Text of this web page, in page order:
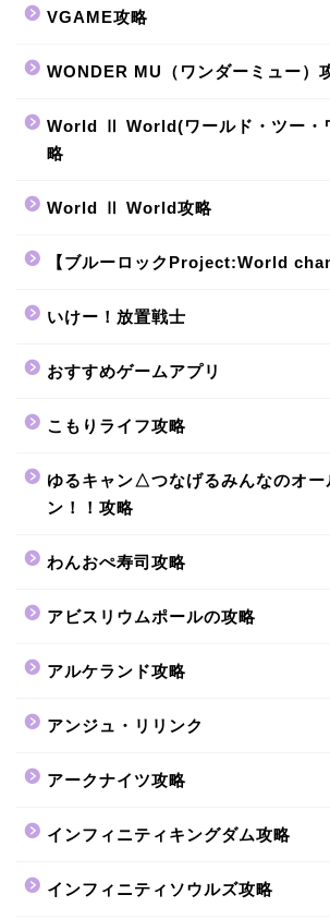
VGAME攻略
WONDER MU（ワンダーミュー）
World Ⅱ World(ワールド・ツー・
略
World Ⅱ World攻略
【ブルーロックProject:World
いけー！放置戦士
おすすめゲームアプリ
こもりライフ攻略
ゆるキャン△つなげるみんなのオー
ン！！攻略
わんおぺ寿司攻略
アビスリウムポールの攻略
アルケランド攻略
アンジュ・リリンク
アークナイツ攻略
インフィニティキングダム攻略
インフィニティソウルズ攻略